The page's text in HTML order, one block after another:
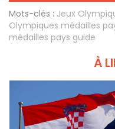
Mots-clés : Jeux
Olympiques médailles
médailles pays guide
À